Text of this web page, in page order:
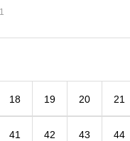
18 19 20 21
41 42 43 44